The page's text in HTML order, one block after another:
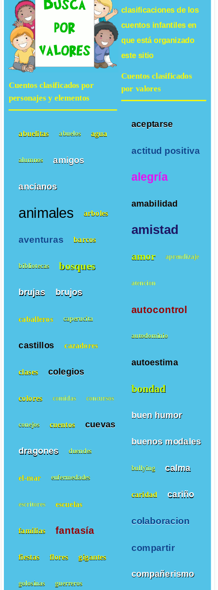
clasificaciones de los
cuentos infantilesen
que está organizado
este sitio
Cuentos clasificados
por valores
aceptarse
actitud positiva
alegría
amabilidad
amistad
amor aprendizaje
atencion
autocontrol
autodominio
autoestima
bondad
buen humor
buenos modales
bullying calma
caridad cariño
colaboracion
compartir
compañerismo
Cuentos clasificados por
personajes y elementos
abuelitas abuelos agua
alumnos amigos
ancianos
animales arboles
aventuras barcos
bibliotecas bosques
brujas brujos
caballeros caperucita
castillos cazadores
clases colegios
colores comidas concursos
conejos cuentos cuevas
dragones duendes
el-mar enfermedades
escritores escuelas
familias fantasía
fiestas flores gigantes
golosinas guerreros